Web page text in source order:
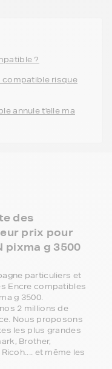
?
compatible risque
annule t'elle ma
des
prix pour
pixma g 3500
particuliers et
Encre compatibles
g 3500.
2 millions de
Nous proposons
les plus grandes
Brother,
et même les